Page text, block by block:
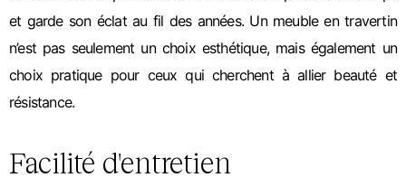
et garde son éclat au fil des années. Un meuble en travertin
n’est pas seulement un choix esthétique, mais également un
choix pratique pour ceux qui cherchent à allier beauté et
résistance.
Facilité d'entretien